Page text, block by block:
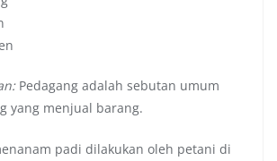
Pedagang adalah sebutan umum
yang menjual barang.
padi dilakukan oleh petani di